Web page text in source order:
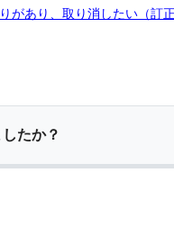
があり、取り消したい（訂正
たか？